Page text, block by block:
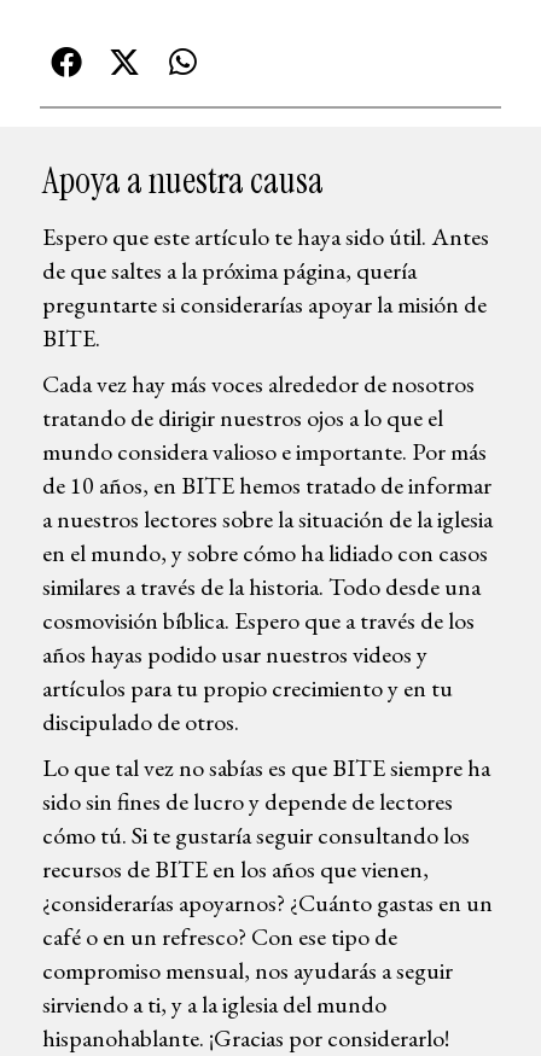
Apoya a nuestra causa
Espero que este artículo te haya sido útil. Antes
de que saltes a la próxima página, quería
preguntarte si considerarías apoyar la misión de
BITE.
Cada vez hay más voces alrededor de nosotros
tratando de dirigir nuestros ojos a lo que el
mundo considera valioso e importante. Por más
de 10 años, en BITE hemos tratado de informar
a nuestros lectores sobre la situación de la iglesia
en el mundo, y sobre cómo ha lidiado con casos
similares a través de la historia. Todo desde una
cosmovisión bíblica. Espero que a través de los
años hayas podido usar nuestros videos y
artículos para tu propio crecimiento y en tu
discipulado de otros.
Lo que tal vez no sabías es que BITE siempre ha
sido sin fines de lucro y depende de lectores
cómo tú. Si te gustaría seguir consultando los
recursos de BITE en los años que vienen,
¿considerarías apoyarnos? ¿Cuánto gastas en un
café o en un refresco? Con ese tipo de
compromiso mensual, nos ayudarás a seguir
sirviendo a ti, y a la iglesia del mundo
hispanohablante. ¡Gracias por considerarlo!